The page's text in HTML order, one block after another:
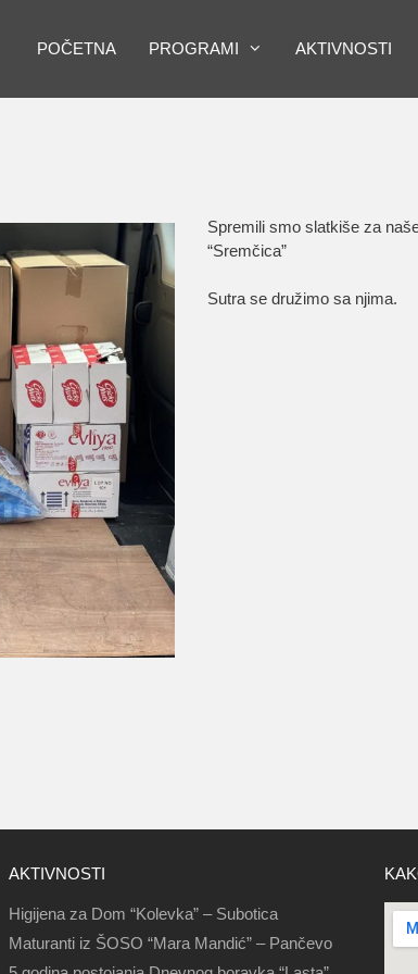
POČETNA PROGRAMI AKTIVNOSTI
Spremili smo slatkiše za
“Sremčica”
Sutra se družimo sa njima.
AKTIVNOSTI
Higijena za Dom “Kolevka” – Subotica
Maturanti iz ŠOSO “Mara Mandić” – Pančevo